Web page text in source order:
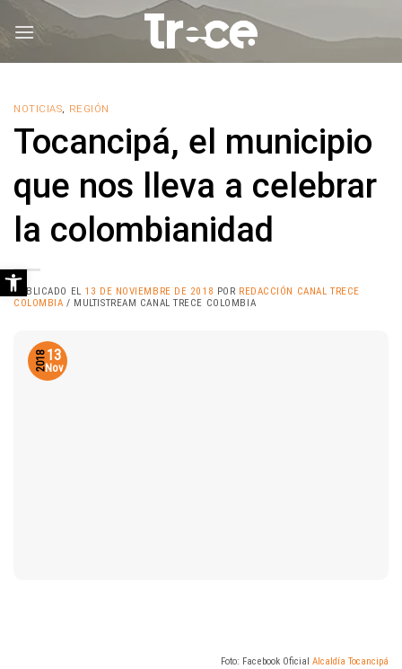
NOTICIAS, REGIÓN
Tocancipá, el municipio
que nos lleva a celebrar
la colombianidad
PUBLICADO EL 13 DE NOVIEMBRE DE 2018 POR REDACCIÓN CANAL TRECE
COLOMBIA / MULTISTREAM CANAL TRECE COLOMBIA
13
Nov
2018
Foto: Facebook Oficial Alcaldía Tocancipá
Abrir barra de herramientas